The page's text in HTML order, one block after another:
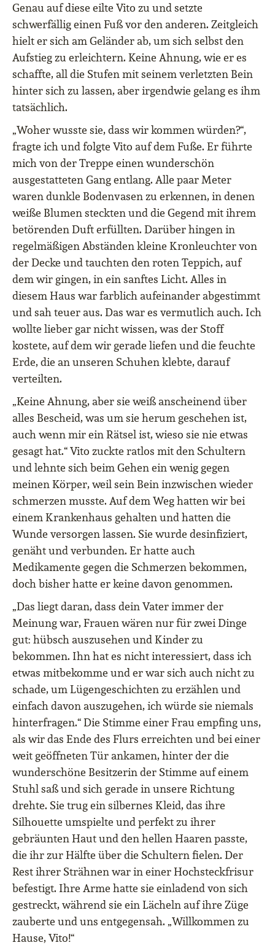
Genau auf diese eilte Vito zu und setzte
schwerfällig einen Fuß vor den anderen. Zeitgleich
hielt er sich am Geländer ab, um sich selbst den
Aufstieg zu erleichtern. Keine Ahnung, wie er es
schaffte, all die Stufen mit seinem verletzten Bein
hinter sich zu lassen, aber irgendwie gelang es ihm
tatsächlich.
„Woher wusste sie, dass wir kommen würden?“,
fragte ich und folgte Vito auf dem Fuße. Er führte
mich von der Treppe einen wunderschön
ausgestatteten Gang entlang. Alle paar Meter
waren dunkle Bodenvasen zu erkennen, in denen
weiße Blumen steckten und die Gegend mit ihrem
betörenden Duft erfüllten. Darüber hingen in
regelmäßigen Abständen kleine Kronleuchter von
der Decke und tauchten den roten Teppich, auf
dem wir gingen, in ein sanftes Licht. Alles in
diesem Haus war farblich aufeinander abgestimmt
und sah teuer aus. Das war es vermutlich auch. Ich
wollte lieber gar nicht wissen, was der Stoff
kostete, auf dem wir gerade liefen und die feuchte
Erde, die an unseren Schuhen klebte, darauf
verteilten.
„Keine Ahnung, aber sie weiß anscheinend über
alles Bescheid, was um sie herum geschehen ist,
auch wenn mir ein Rätsel ist, wieso sie nie etwas
gesagt hat.“ Vito zuckte ratlos mit den Schultern
und lehnte sich beim Gehen ein wenig gegen
meinen Körper, weil sein Bein inzwischen wieder
schmerzen musste. Auf dem Weg hatten wir bei
einem Krankenhaus gehalten und hatten die
Wunde versorgen lassen. Sie wurde desinfiziert,
genäht und verbunden. Er hatte auch
Medikamente gegen die Schmerzen bekommen,
doch bisher hatte er keine davon genommen.
„Das liegt daran, dass dein Vater immer der
Meinung war, Frauen wären nur für zwei Dinge
gut: hübsch auszusehen und Kinder zu
bekommen. Ihn hat es nicht interessiert, dass ich
etwas mitbekomme und er war sich auch nicht zu
schade, um Lügengeschichten zu erzählen und
einfach davon auszugehen, ich würde sie niemals
hinterfragen.“ Die Stimme einer Frau empfing uns,
als wir das Ende des Flurs erreichten und bei einer
weit geöffneten Tür ankamen, hinter der die
wunderschöne Besitzerin der Stimme auf einem
Stuhl saß und sich gerade in unsere Richtung
drehte. Sie trug ein silbernes Kleid, das ihre
Silhouette umspielte und perfekt zu ihrer
gebräunten Haut und den hellen Haaren passte,
die ihr zur Hälfte über die Schultern fielen. Der
Rest ihrer Strähnen war in einer Hochsteckfrisur
befestigt. Ihre Arme hatte sie einladend von sich
gestreckt, während sie ein Lächeln auf ihre Züge
zauberte und uns entgegensah. „Willkommen zu
Hause, Vito!“